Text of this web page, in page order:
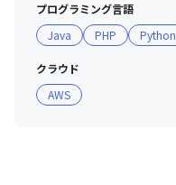
プログラミング言語
Java
PHP Python
クラウド
AWS